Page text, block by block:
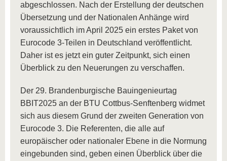
abgeschlossen. Nach der Erstellung der deutschen
Übersetzung und der Nationalen Anhänge wird
voraussichtlich im April 2025 ein erstes Paket von
Eurocode 3-Teilen in Deutschland veröffentlicht.
Daher ist es jetzt ein guter Zeitpunkt, sich einen
Überblick zu den Neuerungen zu verschaffen.
Der 29. Brandenburgische Bauingenieurtag
BBIT2025 an der BTU Cottbus-Senftenberg widmet
sich aus diesem Grund der zweiten Generation von
Eurocode 3. Die Referenten, die alle auf
europäischer oder nationaler Ebene in die Normung
eingebunden sind, geben einen Überblick über die